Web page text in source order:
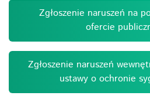
Zgłoszenie naruszeń na
ofercie
Zgłoszenie naruszeń
ustawy o ochronie